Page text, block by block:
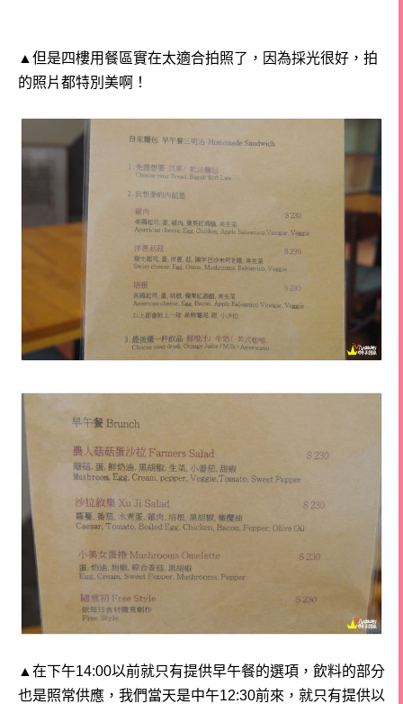
▲但是四樓用餐區實在太適合拍照了，因為採光很好，拍
的照片都特別美啊！
▲在下午14:00以前就只有提供早午餐的選項，飲料的部分
也是照常供應， 我們當天是中午12:30前來，就只有提供以